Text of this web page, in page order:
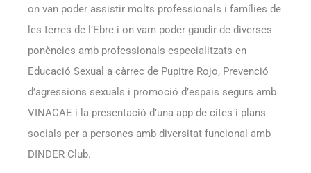
on van poder assistir molts professionals i famílies de
les terres de l’Ebre i on vam poder gaudir de diverses
ponències amb professionals especialitzats en
Educació Sexual a càrrec de Pupitre Rojo, Prevenció
d’agressions sexuals i promoció d’espais segurs amb
VINACAE i la presentació d’una app de cites i plans
socials per a persones amb diversitat funcional amb
DINDER Club.